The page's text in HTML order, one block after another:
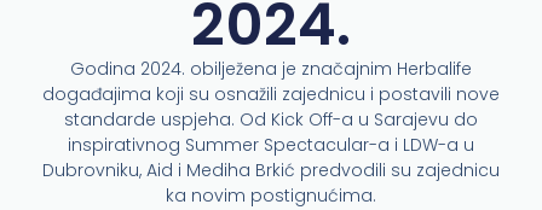
2024.
Godina 2024. obilježena je značajnim Herbalife
događajima koji su osnažili zajednicu i postavili nove
standarde uspjeha. Od Kick Off-a u Sarajevu do
inspirativnog Summer Spectacular-a i LDW-a u
Dubrovniku, Aid i Mediha Brkić predvodili su zajednicu
ka novim postignućima.